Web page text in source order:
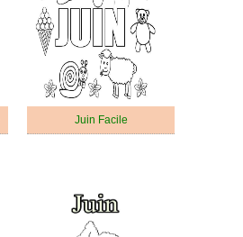
Juin Facile